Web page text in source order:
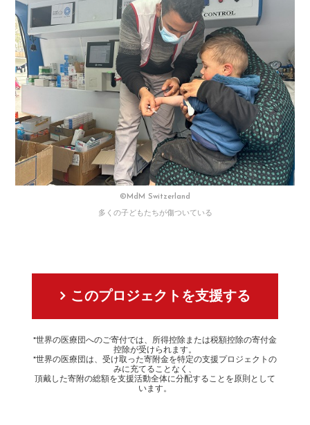
©MdM Switzerland
多くの子どもたちが傷ついている
このプロジェクトを支援する
*世界の医療団へのご寄付では、所得控除または税額控除の寄付金
控除が受けられます。
*世界の医療団は、受け取った寄附金を特定の支援プロジェクトの
みに充てることなく、
頂戴した寄附の総額を支援活動全体に分配することを原則として
います。